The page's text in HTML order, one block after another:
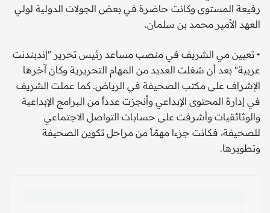
رفيعة المستوى وكانت حاضرة في بعض الجولات الدولية لولي
العهد الأمير محمد بن سلمان.
• تعيين مي الشريف في منصب مساعد رئيس تحرير "إندبندنت
عربية" بعد أن شغلت العديد من المهام التحريرية وكان آخرها
الإشراف على مكتب الصحيفة في الرياض. كما عملت الشريف
في إدارة المحتوى الإبداعي وأنجزت عدداً من البرامج الإبداعية
والوثائقيات وأشرفت على حسابات التواصل الاجتماعي
للصحيفة، فكانت جزءا مهمّاً من مراحل تكوين الصحيفة
وتطويرها.